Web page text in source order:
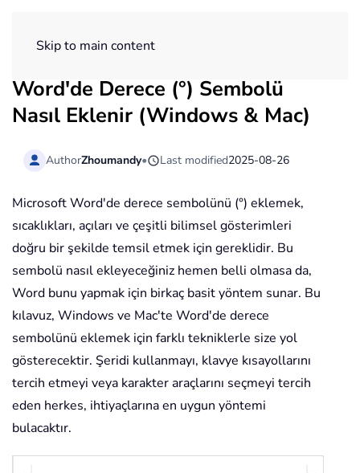
Skip to main content
Word'de Derece (°) Sembolü
Nasıl Eklenir (Windows & Mac)
AuthorZhoumandy• Last modified2025-08-26
Microsoft Word'de derece sembolünü (°) eklemek,
sıcaklıkları, açıları ve çeşitli bilimsel gösterimleri
doğru bir şekilde temsil etmek için gereklidir. Bu
sembolü nasıl ekleyeceğiniz hemen belli olmasa da,
Word bunu yapmak için birkaç basit yöntem sunar. Bu
kılavuz, Windows ve Mac'te Word'de derece
sembolünü eklemek için farklı tekniklerle size yol
gösterecektir. Şeridi kullanmayı, klavye kısayollarını
tercih etmeyi veya karakter araçlarını seçmeyi tercih
eden herkes, ihtiyaçlarına en uygun yöntemi
bulacaktır.